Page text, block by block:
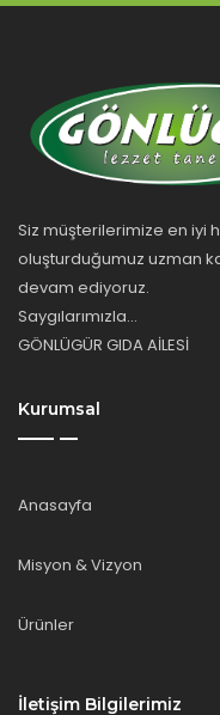
Siz müşterilerimize en iyi
oluşturduğumuz uzman
devam ediyoruz.
Saygılarımızla...
GÖNLÜGÜR GIDA AİLESİ
Kurumsal
Anasayfa
Misyon & Vizyon
Ürünler
İletişim Bilgilerimiz